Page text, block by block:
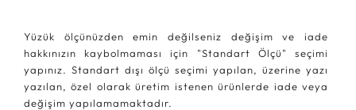
Yüzük ölçünüzden emin değilseniz değişim ve iade
hakkınızın kaybolmaması için "Standart Ölçü" seçimi
yapınız. Standart dışı ölçü seçimi yapılan, üzerine yazı
yazılan, özel olarak üretim istenen ürünlerde iade veya
değişim yapılamamaktadır.